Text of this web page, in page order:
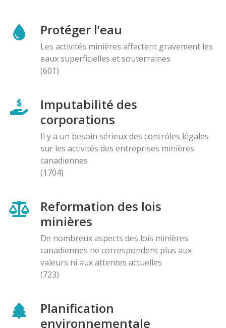
Protéger l’eau
Les activités minières affectent gravement les
eaux superficielles et souterraines
(601)
Imputabilité des
corporations
Il y a un besoin sérieux des contróles légales
sur les activités des entreprises minières
canadiennes
(1704)
Reformation des lois
minières
De nombreux aspects des lois minières
canadiennes ne correspondent plus aux
valeurs ni aux attentes actuelles
(723)
Planification
environnementale